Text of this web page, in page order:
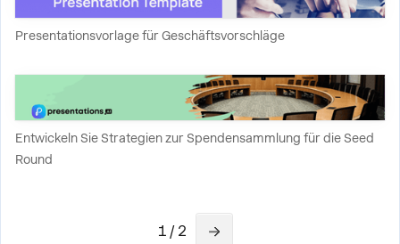
Presentationsvorlage für Geschäftsvorschläge
Entwickeln Sie Strategien zur Spendensammlung für die Seed
Round
1 / 2